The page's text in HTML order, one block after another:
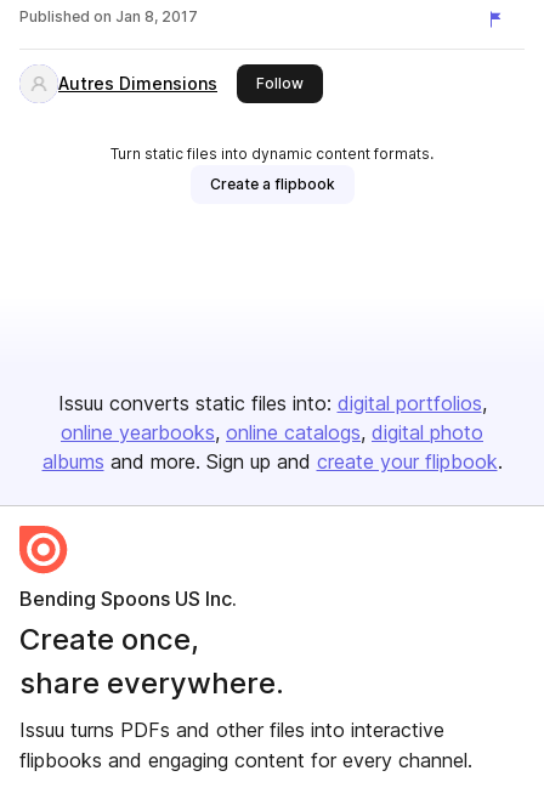
Published on Jan 8, 2017
Autres Dimensions Followthis publisher
Turn static files into dynamic content formats.
Create a flipbook
Issuu converts static files into: digital portfolios
online yearbooks online catalogs digital photo
albums and more. Sign up and create your flipbook.
Bending Spoons US Inc.
Create once,
share everywhere.
Issuu turns PDFs and other files into interactive
flipbooks and engaging content for every channel.